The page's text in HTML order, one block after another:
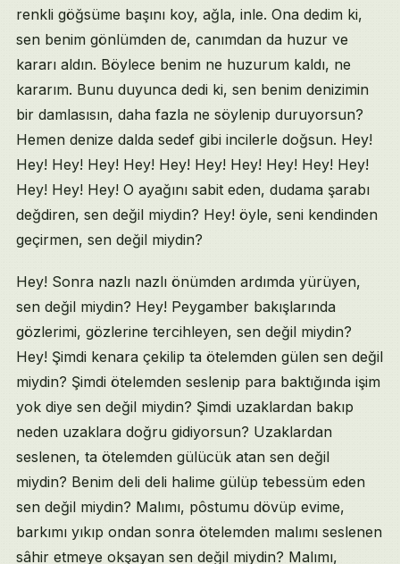
renkli göğsüme başını koy, ağla, inle. Ona dedim ki,
sen benim gönlümden de, canımdan da huzur ve
kararı aldın. Böylece benim ne huzurum kaldı, ne
kararım. Bunu duyunca dedi ki, sen benim denizimin
bir damlasısın, daha fazla ne söylenip duruyorsun?
Hemen denize dalda sedef gibi incilerle doğsun. Hey!
Hey! Hey! Hey! Hey! Hey! Hey! Hey! Hey! Hey! Hey!
Hey! Hey! Hey! O ayağını sabit eden, dudama şarabı
değdiren, sen değil miydin? Hey! öyle, seni kendinden
geçirmen, sen değil miydin?
Hey! Sonra nazlı nazlı önümden ardımda yürüyen,
sen değil miydin? Hey! Peygamber bakışlarında
gözlerimi, gözlerine tercihleyen, sen değil miydin?
Hey! Şimdi kenara çekilip ta ötelemden gülen sen değil
miydin? Şimdi ötelemden seslenip para baktığında işim
yok diye sen değil miydin? Şimdi uzaklardan bakıp
neden uzaklara doğru gidiyorsun? Uzaklardan
seslenen, ta ötelemden gülücük atan sen değil
miydin? Benim deli deli halime gülüp tebessüm eden
sen değil miydin? Malımı, pôstumu dövüp evime,
barkımı yıkıp ondan sonra ötelemden malımı seslenen
sâhir etmeye okşayan sen değil miydin? Malımı,